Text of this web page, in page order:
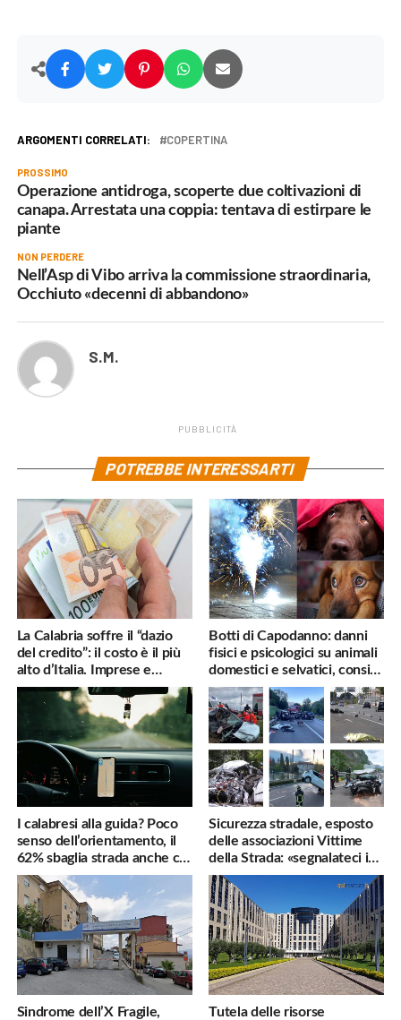
ARGOMENTI CORRELATI: COPERTINA
PROSSIMO
Operazione antidroga, scoperte due coltivazioni di
canapa. Arrestata una coppia: tentava di estirpare le
piante
NON PERDERE
Nell’Asp di Vibo arriva la commissione straordinaria,
Occhiuto «decenni di abbandono»
S.M.
PUBBLICITÀ
POTREBBE INTERESSARTI
La Calabria soffre il “dazio
del credito”: il costo è il più
alto d’Italia. Imprese e
famiglie penalizzate
Botti di Capodanno: danni
fisici e psicologici su animali
domestici e selvatici, consigli
utili
I calabresi alla guida? Poco
senso dell’orientamento, il
62% sbaglia strada anche col
navigatore
Sicurezza stradale, esposto
delle associazioni Vittime
della Strada: «segnalateci i
pericoli, interverremo
subito»
Sindrome dell’X Fragile, Tutela delle risorse